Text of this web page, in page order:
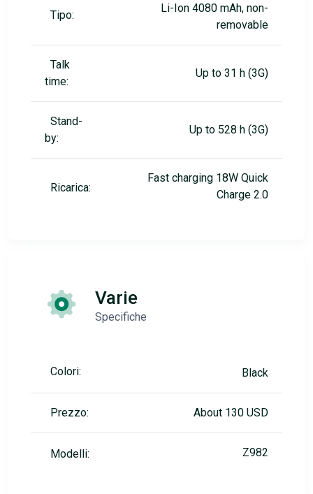
Tipo:
Li-Ion 4080 mAh, non-
removable
Talk
time:
Up to 31 h (3G)
Stand-
by:
Up to 528 h (3G)
Ricarica:
Fast charging 18W Quick
Charge 2.0
Varie
Specifiche
Colori: Black
Prezzo: About 130 USD
Modelli: Z982